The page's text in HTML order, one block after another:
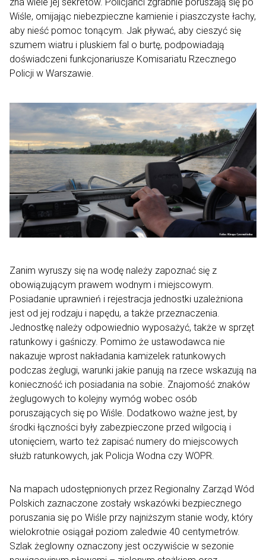
zna wiele jej sekretów. Policjanci zgrabnie poruszają się po
Wiśle, omijając niebezpieczne kamienie i piaszczyste łachy,
aby nieść pomoc tonącym. Jak pływać, aby cieszyć się
szumem wiatru i pluskiem fal o burtę, podpowiadają
doświadczeni funkcjonariusze Komisariatu Rzecznego
Policji w Warszawie.
Zanim wyruszy się na wodę należy zapoznać się z
obowiązującym prawem wodnym i miejscowym.
Posiadanie uprawnień i rejestracja jednostki uzależniona
jest od jej rodzaju i napędu, a także przeznaczenia.
Jednostkę należy odpowiednio wyposażyć, także w sprzęt
ratunkowy i gaśniczy. Pomimo że ustawodawca nie
nakazuje wprost nakładania kamizelek ratunkowych
podczas żeglugi, warunki jakie panują na rzece wskazują na
konieczność ich posiadania na sobie. Znajomość znaków
żeglugowych to kolejny wymóg wobec osób
poruszających się po Wiśle. Dodatkowo ważne jest, by
środki łączności były zabezpieczone przed wilgocią i
utonięciem, warto też zapisać numery do miejscowych
służb ratunkowych, jak Policja Wodna czy WOPR.
Na mapach udostępnionych przez Regionalny Zarząd Wód
Polskich zaznaczone zostały wskazówki bezpiecznego
poruszania się po Wiśle przy najniższym stanie wody, który
wielokrotnie osiągał poziom zaledwie 40 centymetrów.
Szlak żeglowny oznaczony jest oczywiście w sezonie